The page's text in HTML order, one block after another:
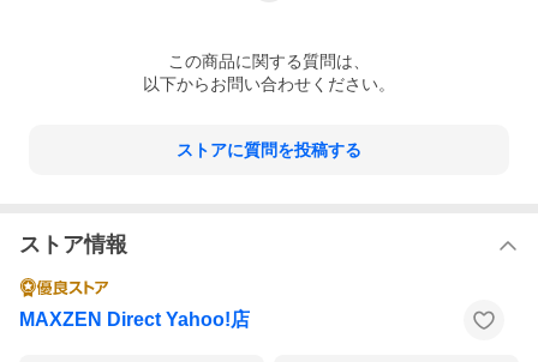
＼当社独自の「おまかせエアコン」とは？／
この商品に関する質問は、
以下からお問い合わせください。
ストアに質問を投稿する
ストア情報
MAXZEN Direct Yahoo!店